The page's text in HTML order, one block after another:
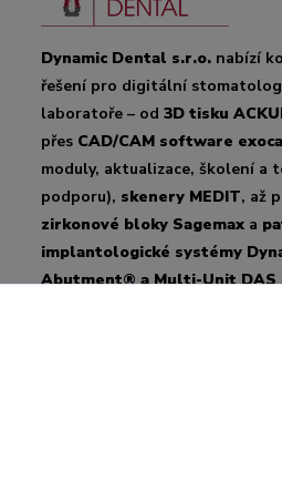
Dynamic Dental s.r.o. nabízí
řešení pro digitální
laboratoře – od 3D tisku
přes CAD/CAM software
moduly, aktualizace, školení a
podporu), skenery MEDIT, až
zirkonové bloky Sagemax a
implantologické systémy
Abutment® a Multi-Unit DAS